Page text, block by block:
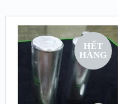
HẾT
HÀNG